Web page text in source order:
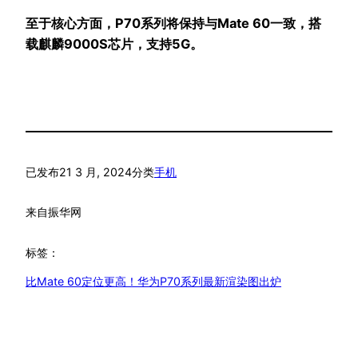
至于核心方面，P70系列将保持与Mate 60一致，搭
载麒麟9000S芯片，支持5G。
已发布21 3 月, 2024分类手机
来自振华网
标签：
比Mate 60定位更高！华为P70系列最新渲染图出炉